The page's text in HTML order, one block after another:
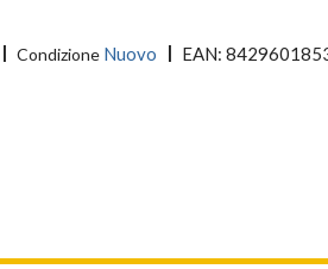
Condizione Nuovo EAN: